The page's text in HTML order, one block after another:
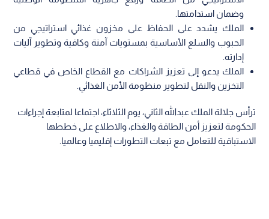
وضمان استدامتها.
الملك يشدد على الحفاظ على مخزون غذائي استراتيجي من
الحبوب والسلع الأساسية بمستويات آمنة وكافية وتطوير آليات
إدارته.
الملك يدعو إلى تعزيز الشراكات مع القطاع الخاص في قطاعي
التخزين والنقل لتطوير منظومة الأمن الغذائي.
ترأس جلالة الملك عبدﷲ الثاني، يوم الثلاثاء، اجتماعا لمتابعة إجراءات
الحكومة لتعزيز أمن الطاقة والغذاء، والاطلاع على خططها
الاستباقية للتعامل مع تبعات التطورات إقليميا وعالميا.